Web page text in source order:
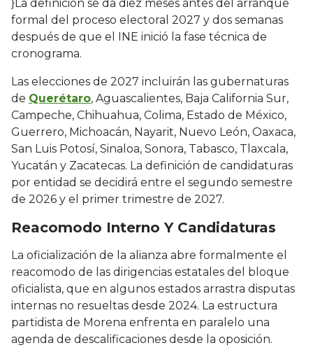
}La definición se da diez meses antes del arranque
formal del proceso electoral 2027 y dos semanas
después de que el INE inició la fase técnica de
cronograma.
Las elecciones de 2027 incluirán las gubernaturas
de Querétaro, Aguascalientes, Baja California Sur,
Campeche, Chihuahua, Colima, Estado de México,
Guerrero, Michoacán, Nayarit, Nuevo León, Oaxaca,
San Luis Potosí, Sinaloa, Sonora, Tabasco, Tlaxcala,
Yucatán y Zacatecas. La definición de candidaturas
por entidad se decidirá entre el segundo semestre
de 2026 y el primer trimestre de 2027.
Reacomodo Interno Y Candidaturas
La oficialización de la alianza abre formalmente el
reacomodo de las dirigencias estatales del bloque
oficialista, que en algunos estados arrastra disputas
internas no resueltas desde 2024. La estructura
partidista de Morena enfrenta en paralelo una
agenda de descalificaciones desde la oposición.